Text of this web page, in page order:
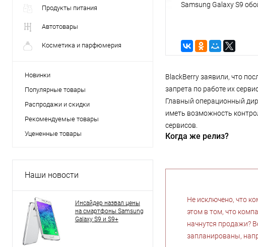
Продукты питания
Автотовары
Косметика и парфюмерия
Новинки
Популярные товары
Распродажи и скидки
Рекомендуемые товары
Уцененные товары
Наши новости
Инсайдер назвал цены
на смартфоны Samsung
Galaxy S9 и S9+
Samsung Galaxy S9
BlackBerry заявили, что
запрета по работе их
Главный операционный
иметь возможность
сервисов.
Когда же релиз?
Не исключено, что
этом в том, что
начнутся продажи?
запланированы,